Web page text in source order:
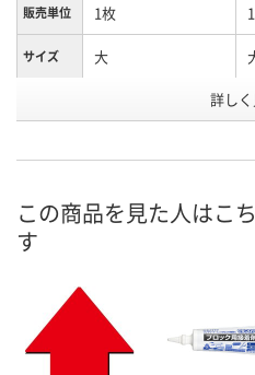
販売単位 1枚
サイズ 大
号
お届け日
詳し
この商品を見た人はこ
す